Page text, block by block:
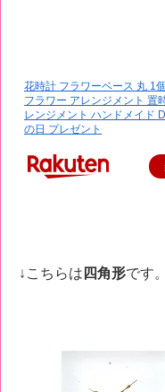
花時計 フラワーベース 丸 1
フラワー アレンジメント 置
レンジメント ハンドメイド
の日 プレゼント
↓こちらは 四角形です。